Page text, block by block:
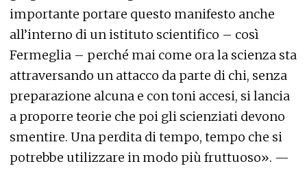
importante portare questo manifesto anche
all’interno di un istituto scientifico – così
Fermeglia – perché mai come ora la scienza sta
attraversando un attacco da parte di chi, senza
preparazione alcuna e con toni accesi, si lancia
a proporre teorie che poi gli scienziati devono
smentire. Una perdita di tempo, tempo che si
potrebbe utilizzare in modo più fruttuoso». —